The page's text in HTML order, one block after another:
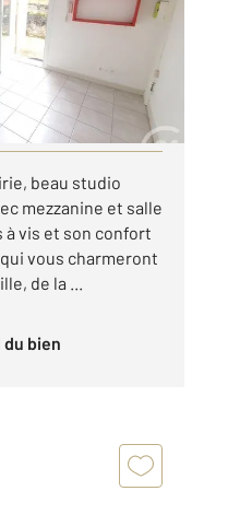
à louer
beau studio
mezzanine et salle
à vis et son confort
vous charmeront
de la ...
du bien